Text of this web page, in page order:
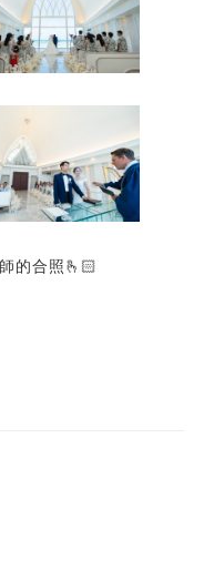
的合照🫰🏻